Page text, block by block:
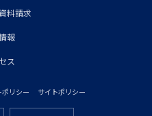
料請求
報
ス
リシー サイトポリシー